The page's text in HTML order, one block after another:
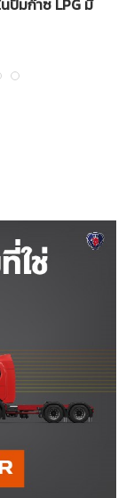
ปั๊มก๊าซ LPG มี